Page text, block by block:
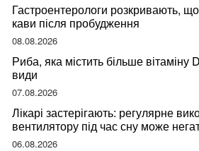
Гастроентерологи розкривають,
кави після пробудження
08.08.2026
Риба, яка містить більше вітаміну
види
07.08.2026
Лікарі застерігають: регулярне
вентилятору під час сну може
ваше здоров’я
06.08.2026